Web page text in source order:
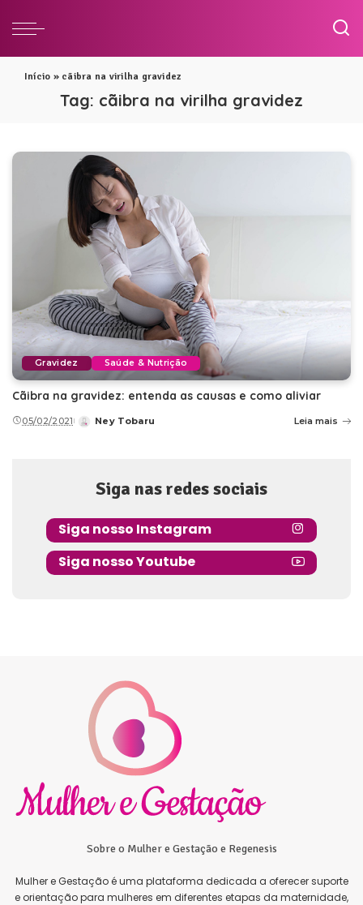
Início » cãibra na virilha gravidez
Tag: cãibra na virilha gravidez
Gravidez Saúde & Nutrição
Cãibra na gravidez: entenda as causas e como aliviar
05/02/2021
Posted
Ney Tobaru Leia mais
Siga nas redes sociais
Siga nosso Instagram
Siga nosso Youtube
Sobre o Mulher e Gestação e Regenesis
Mulher e Gestação é uma plataforma dedicada a oferecer suporte
e orientação para mulheres em diferentes etapas da maternidade,